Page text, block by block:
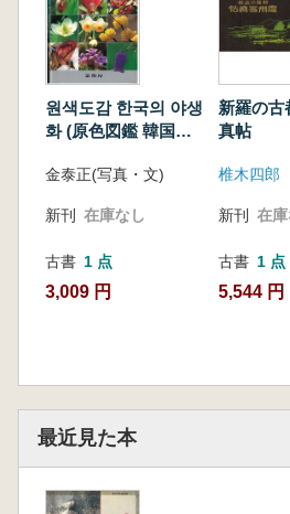
원색도감 한국의 야생
화 (原色図鑑 韓国の
金泰正(写真・文)
新刊 在庫なし
古書 1 点
3,009 円
新羅の
真帖
椎木四郎
新刊 在
古書 1 点
5,544 円
最近見た本